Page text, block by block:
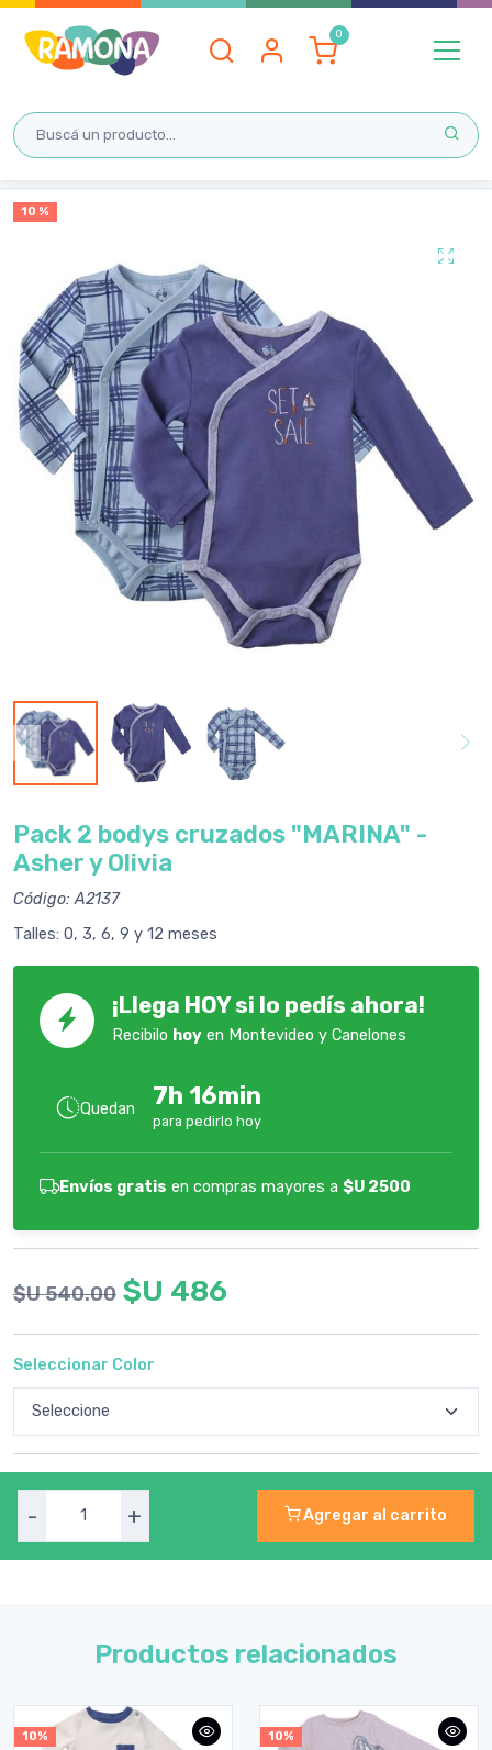
10 %
Pack 2 bodys cruzados "MARINA" -
Asher y Olivia
Código: A2137
Talles: 0, 3, 6, 9 y 12 meses
¡Llega HOY si lo pedís ahora!
Recibilo hoy en Montevideo y Canelones
Quedan 7h 16min
para pedirlo hoy
Envíos gratis en compras mayores a $U 2500
$U 540.00 $U 486
Seleccionar Color
- + Agregar al carrito
Productos relacionados
10% 10%